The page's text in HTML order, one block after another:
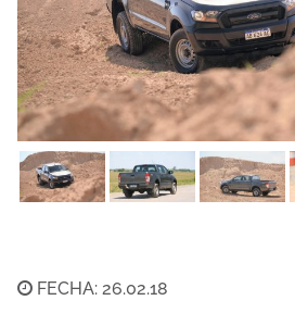
FECHA: 26.02.18